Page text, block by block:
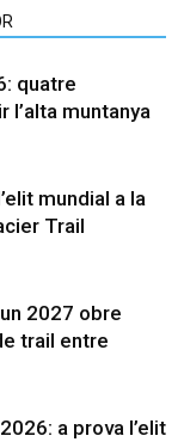
quatre
l’alta muntanya
mundial a la
Trail
2027 obre
trail entre
a prova l’elit